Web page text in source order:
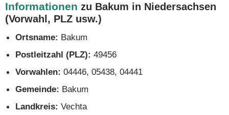
Informationen zu Bakum in Niedersachsen
(Vorwahl, PLZ usw.)
Ortsname: Bakum
Postleitzahl (PLZ): 49456
Vorwahlen: 04446, 05438, 04441
Gemeinde: Bakum
Landkreis: Vechta